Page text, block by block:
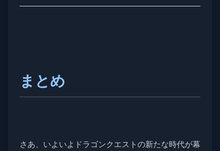
まとめ
さあ、いよいよドラゴンクエストの新たな時代が幕